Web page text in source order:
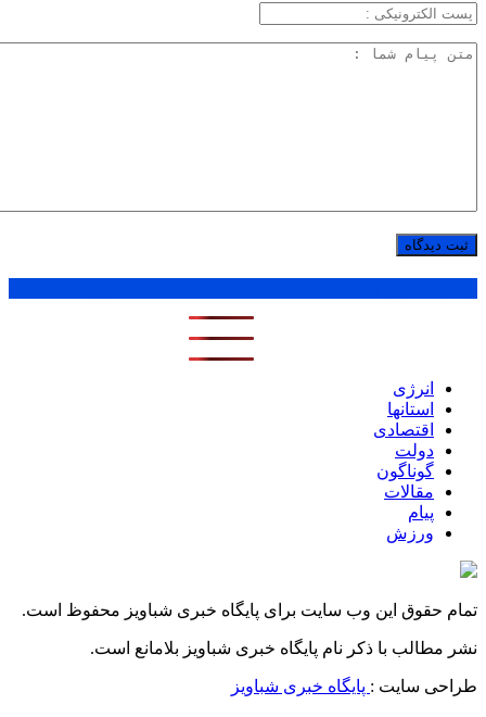
انرژی
استانها
اقتصادی
دولت
گوناگون
مقالات
پیام
ورزش
تمام حقوق این وب سایت برای پایگاه خبری شباویز محفوظ است.
نشر مطالب با ذکر نام پایگاه خبری شباویز بلامانع است.
طراحی سایت : پایگاه خبری شباویز